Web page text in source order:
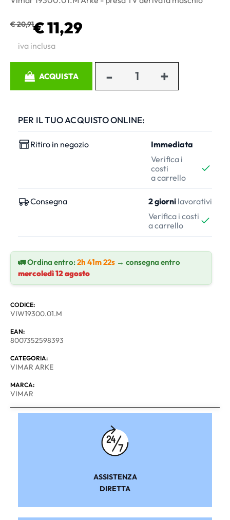
€ 20,91€ 11,29
iva inclusa
ACQUISTA
PER IL TUO ACQUISTO ONLINE:
Ritiro in negozio
Immediata
Verifica i
costi
a carrello
Consegna 2 giorni lavorativi
Verifica i costi
a carrello
🚛 Ordina entro:2h 41m 22s → consegna entro
mercoledì 12 agosto
CODICE:
VIW19300.01.M
EAN:
8007352598393
CATEGORIA:
VIMAR ARKE
MARCA:
VIMAR
ASSISTENZA
DIRETTA